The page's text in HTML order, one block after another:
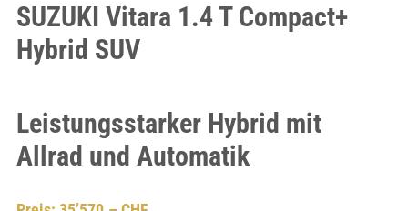
SUZUKI Vitara 1.4 T Compact+
Hybrid SUV
Leistungsstarker Hybrid mit
Allrad und Automatik